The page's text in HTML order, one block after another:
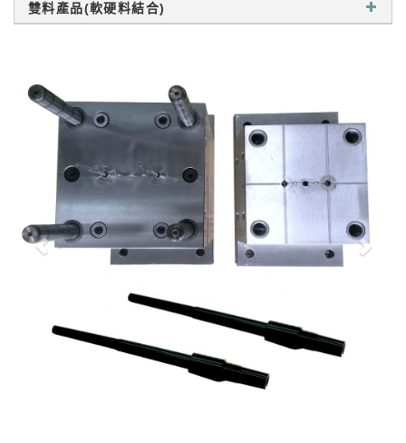
雙料產品(軟硬料結合)